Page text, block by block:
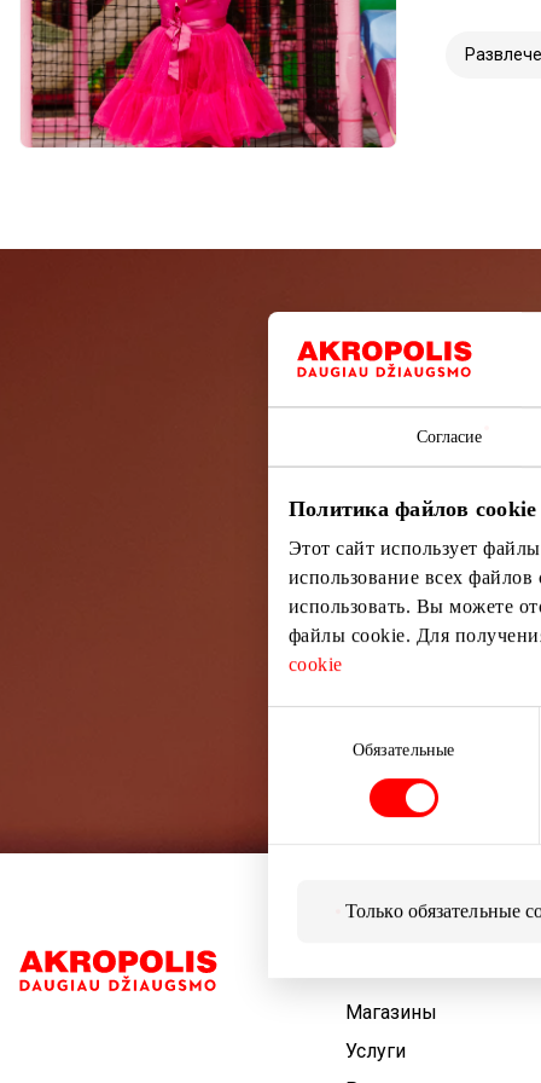
Согласие
Политика файлов cookie
Этот сайт использует
использование всех
использовать. Вы можете
файлы cookie. Для
cookie
Обязательные
Только обязательные
Узнайте
Магазины
Услуги